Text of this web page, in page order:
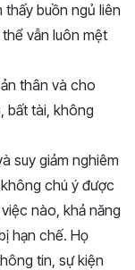
buồn ngủ liên
vẫn luôn mệt
thân và cho
bất tài, không
suy giảm nghiêm
chú ý được
nào, khả năng
hạn chế. Họ
tin, sự kiện